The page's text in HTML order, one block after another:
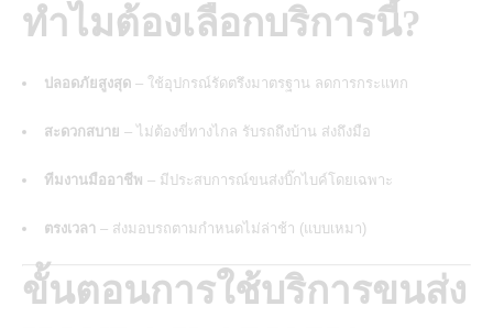
ทำไมต้องเลือกบริการนี้?
ปลอดภัยสูงสุด – ใช้อุปกรณ์รัดตรึงมาตรฐาน ลดการกระแทก
สะดวกสบาย – ไม่ต้องขี่ทางไกล รับรถถึงบ้าน ส่งถึงมือ
ทีมงานมืออาชีพ – มีประสบการณ์ขนส่งบิ๊กไบค์โดยเฉพาะ
ตรงเวลา – ส่งมอบรถตามกำหนดไม่ล่าช้า (แบบเหมา)
ขั้นตอนการใช้บริการขนส่ง